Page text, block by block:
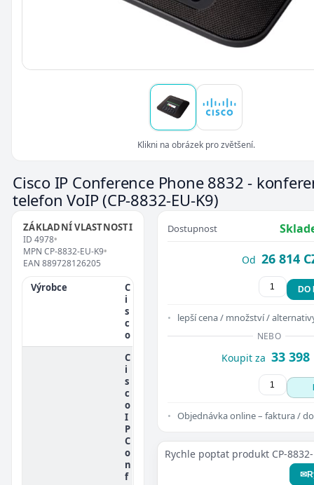
Klikni na obrázek pro zvětšení.
Cisco IP Conference Phone 8832 -
telefon VoIP(CP-8832-EU-K9)
ZÁKLADNÍ VLASTNOSTI
ID 4978•
MPN CP-8832-EU-K9•
EAN 889728126205
Výrobce
C
i
s
c
o
C
i
s
c
o
I
P
C
o
n
f
Dostupnost
Od 26 814
DO
lepší cena / množství /
NEBO
Koupit za 33 398
Objednávka online – faktura /
Rychle poptat produkt CP-8832-
✉